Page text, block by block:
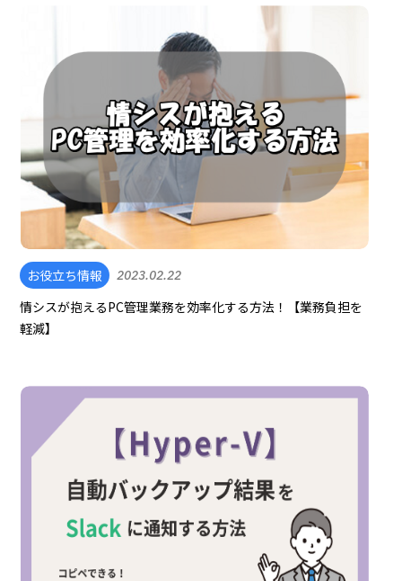
お役立ち情報 2023.02.22
情シスが抱えるPC管理業務を効率化する方法！【業務負担を
軽減】